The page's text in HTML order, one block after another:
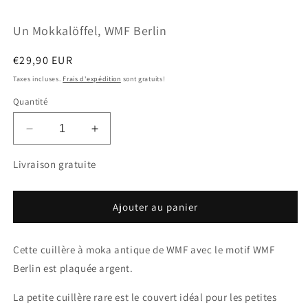
fenêtre
Un Mokkalöffel, WMF Berlin
Prix
habituel
€29,90 EUR
Taxes incluses. Frais d'expédition sont gratuits!
Quantité
Réduire
la
quantité
Un
WMF
Augmenter
la
quantité
Un
Mokkalöffel,
WMF
Livraison gratuite
Ajouter au panier
Cette cuillère à moka antique de WMF avec le motif WMF
Berlin est plaquée argent.
La petite cuillère rare est le couvert idéal pour les petites